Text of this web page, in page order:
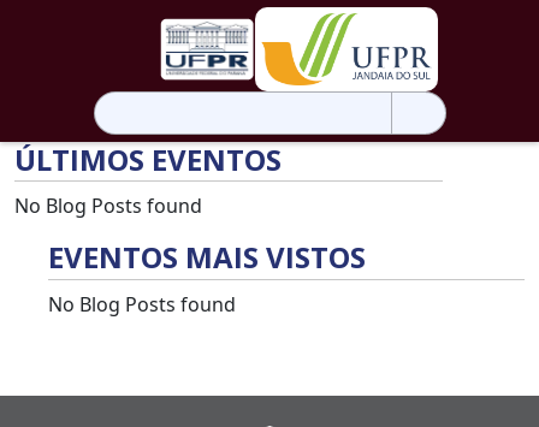
Pesquisar
por:
ÚLTIMOS EVENTOS
No Blog Posts found
EVENTOS MAIS VISTOS
No Blog Posts found